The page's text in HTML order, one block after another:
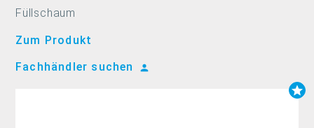
Füllschaum
Zum Produkt
Fachhändler suchen